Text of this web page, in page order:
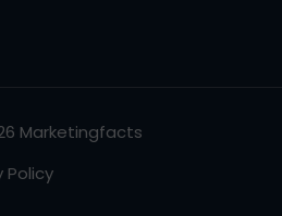
Marketingfacts
Policy